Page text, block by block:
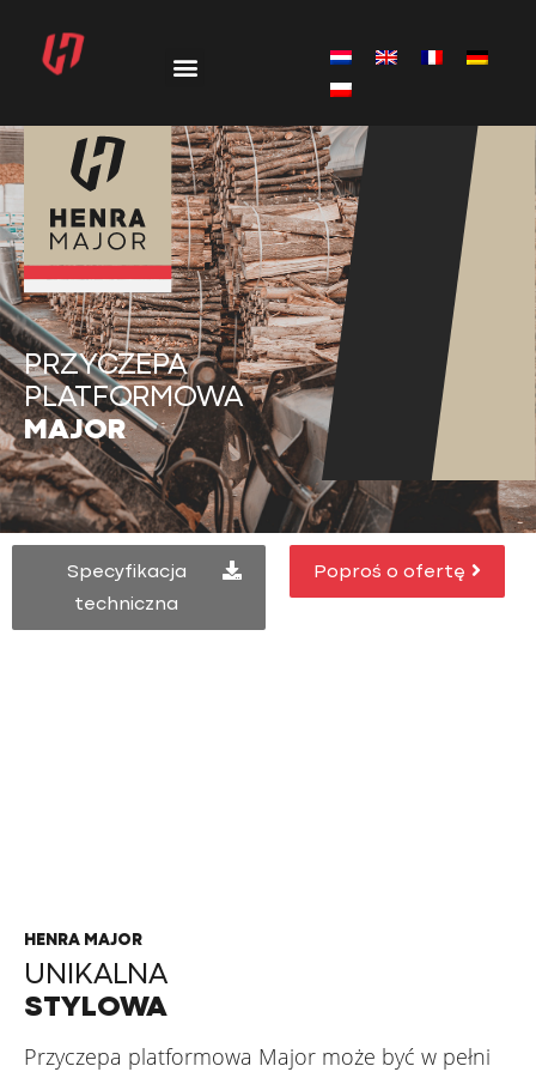
PRZYCZEPA
PLATFORMOWA
MAJOR
Specyfikacja
techniczna
Poproś o ofertę
HENRA MAJOR
UNIKALNA
STYLOWA
Przyczepa platformowa Major może być w pełni